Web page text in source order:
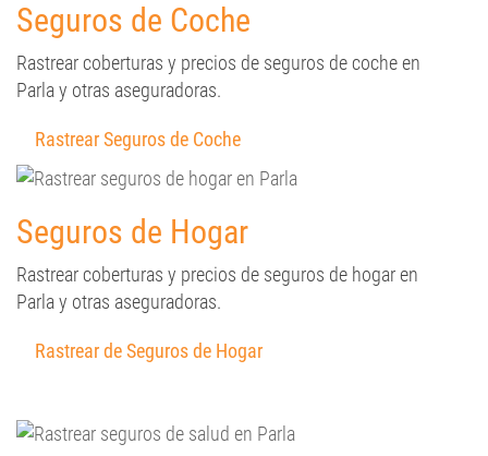
Seguros de Coche
Rastrear coberturas y precios de seguros de coche en
Parla y otras aseguradoras.
Rastrear Seguros de Coche
Seguros de Hogar
Rastrear coberturas y precios de seguros de hogar en
Parla y otras aseguradoras.
Rastrear de Seguros de Hogar